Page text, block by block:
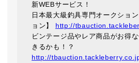
新WEBサービス！
日本最大級釣具専門オークショ
ョン】 http://
ビンテージ品やレア商品がお得
きるかも！？
http://